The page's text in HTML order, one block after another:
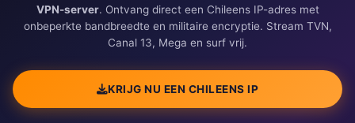
VPN-server. Ontvang direct een Chileens IP-adres met
onbeperkte bandbreedte en militaire encryptie. Stream TVN,
Canal 13, Mega en surf vrij.
KRIJG NU EEN CHILEENS IP